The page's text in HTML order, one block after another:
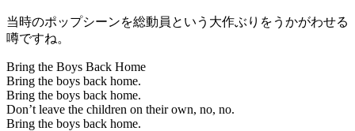
当時のポップシーンを総動員という大作ぶりをうかがわせる
噂ですね。
Bring the Boys Back Home
Bring the boys back home.
Bring the boys back home.
Don’t leave the children on their own, no, no.
Bring the boys back home.